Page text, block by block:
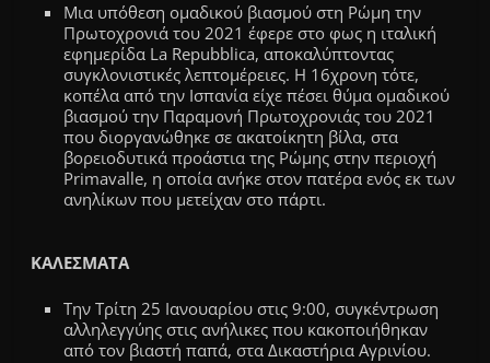
Μια υπόθεση ομαδικού βιασμού στη Ρώμη την
Πρωτοχρονιά του 2021 έφερε στο φως η ιταλική
εφημερίδα La Repubblica, αποκαλύπτοντας
συγκλονιστικές λεπτομέρειες. Η 16χρονη τότε,
κοπέλα από την Ισπανία είχε πέσει θύμα ομαδικού
βιασμού την Παραμονή Πρωτοχρονιάς του 2021
που διοργανώθηκε σε ακατοίκητη βίλα, στα
βορειοδυτικά προάστια της Ρώμης στην περιοχή
Primavalle, η οποία ανήκε στον πατέρα ενός εκ των
ανηλίκων που μετείχαν στο πάρτι.
ΚΑΛΕΣΜΑΤΑ
Την Τρίτη 25 Ιανουαρίου στις 9:00, συγκέντρωση
αλληλεγγύης στις ανήλικες που κακοποιήθηκαν
από τον βιαστή παπά, στα Δικαστήρια Αγρινίου.